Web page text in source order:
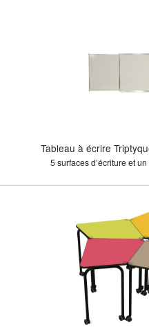
Tableau à écrire
5 surfaces d’écriture et